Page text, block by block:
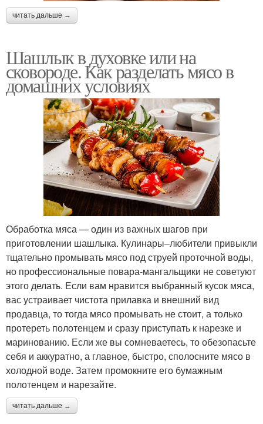
читать дальше →
Шашлык в духовке или на
сковороде. Как разделать мясо в
домашних условиях
Обработка мяса — один из важных шагов при
приготовлении шашлыка. Кулинары–любители привыкли
тщательно промывать мясо под струей проточной воды,
но профессиональные повара-мангальщики не советуют
этого делать. Если вам нравится выбранный кусок мяса,
вас устраивает чистота прилавка и внешний вид
продавца, то тогда мясо промывать не стоит, а только
протереть полотенцем и сразу приступать к нарезке и
маринованию. Если же вы сомневаетесь, то обезопасьте
себя и аккуратно, а главное, быстро, сполосните мясо в
холодной воде. Затем промокните его бумажным
полотенцем и нарезайте.
читать дальше →